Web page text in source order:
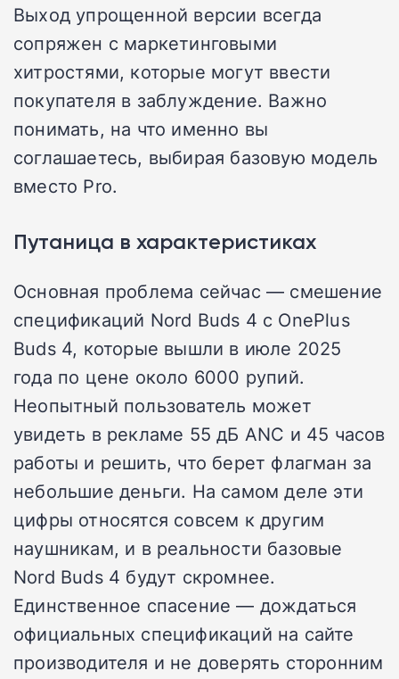
Выход упрощенной версии всегда
сопряжен с маркетинговыми
хитростями, которые могут ввести
покупателя в заблуждение. Важно
понимать, на что именно вы
соглашаетесь, выбирая базовую модель
вместо Pro.
Путаница в характеристиках
Основная проблема сейчас — смешение
спецификаций Nord Buds 4 с OnePlus
Buds 4, которые вышли в июле 2025
года по цене около 6000 рупий.
Неопытный пользователь может
увидеть в рекламе 55 дБ ANC и 45 часов
работы и решить, что берет флагман за
небольшие деньги. На самом деле эти
цифры относятся совсем к другим
наушникам, и в реальности базовые
Nord Buds 4 будут скромнее.
Единственное спасение — дождаться
официальных спецификаций на сайте
производителя и не доверять сторонним